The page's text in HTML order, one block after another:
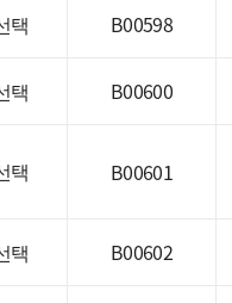
택 B00598
택 B00600
택 B00601
택 B00602